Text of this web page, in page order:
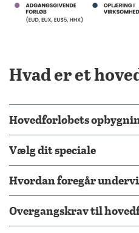
Hvad er et
Hovedforløbets
Vælg dit speciale
Hvordan foregår
Overgangskrav til